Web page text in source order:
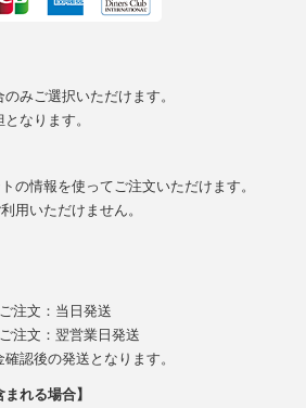
みご選択いただけます。
なります。
の情報を使ってご注文いただけます。
用いただけません。
注文：当日発送
注文：翌営業日発送
認後の発送となります。
れる場合】